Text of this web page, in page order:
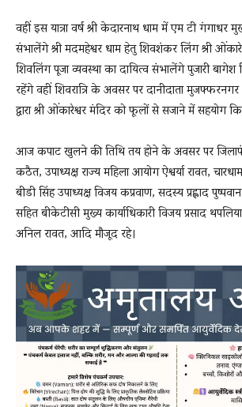
वहीं इस यात्रा वर्ष श्री केदारनाथ धाम में एम टी गंगाधर
संभालेंगे श्री मदमहेश्वर धाम हेतु शिवशंकर लिंग श्री
शिवलिंग पूजा व्यवस्था का दायित्व संभालेंगे पुजारी बागेश
रहेंगे वहीं शिवरात्रि के अवसर पर दानीदाता
द्वारा श्री ओंकारेश्वर मंदिर को फूलों से सजाने में सहयोग
आज कपाट खुलने की तिथि तय होने के अवसर पर
कठैत, उपाध्यक्ष राज्य महिला आयोग ऐश्वर्या रावत,
बीडी सिंह उपाध्यक्ष विजय कप्रवाण, सदस्य प्रह्लाद
सहित बीकेटीसी मुख्य कार्याधिकारी विजय प्रसाद
अनिल रावत, आदि मौजूद रहे।